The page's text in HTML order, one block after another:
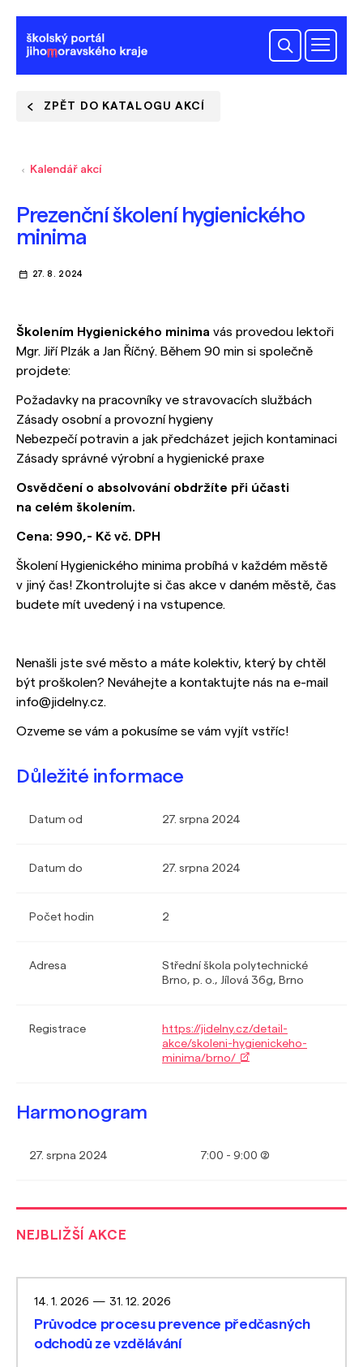
ZPĚT DO KATALOGU AKCÍ
Kalendář akcí
Prezenční školení hygienického
minima
27. 8. 2024
Školením Hygienického minima vás provedou lektoři
Mgr. Jiří Plzák a Jan Říčný. Během 90 min si společně
projdete:
Požadavky na pracovníky ve stravovacích službách
Zásady osobní a provozní hygieny
Nebezpečí potravin a jak předcházet jejich kontaminaci
Zásady správné výrobní a hygienické praxe
Osvědčení o absolvování obdržíte při účasti
na celém školením.
Cena: 990,- Kč vč. DPH
Školení Hygienického minima probíhá v každém městě
v jiný čas! Zkontrolujte si čas akce v daném městě, čas
budete mít uvedený i na vstupence.
Nenašli jste své město a máte kolektiv, který by chtěl
být proškolen? Neváhejte a kontaktujte nás na e-mail
info@jidelny.cz.
Ozveme se vám a pokusíme se vám vyjít vstříc!
Důležité informace
Datum od 27. srpna 2024
Datum do 27. srpna 2024
Počet hodin 2
Adresa
Střední škola polytechnické
Brno, p. o., Jílová 36g, Brno
Registrace
https://jidelny.cz/detail-
akce/skoleni-hygienickeho-
minima/brno/
Harmonogram
27. srpna 2024 7:00 - 9:00 (2)
NEJBLIŽŠÍ AKCE
14. 1. 2026 — 31. 12. 2026
Průvodce procesu prevence předčasných
odchodů ze vzdělávání